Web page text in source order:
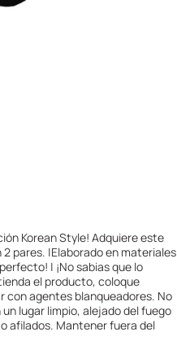
Korean Style! Adquiere este
pares. |Elaborado en materiales
| ¡No sabias que lo
el producto, coloque
con agentes blanqueadores. No
lugar limpio, alejado del fuego
afilados. Mantener fuera del